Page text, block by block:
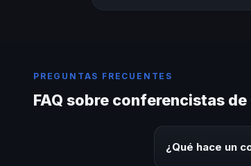
PREGUNTAS FRECUENTES
FAQ sobre conferencistas
¿Qué hace un